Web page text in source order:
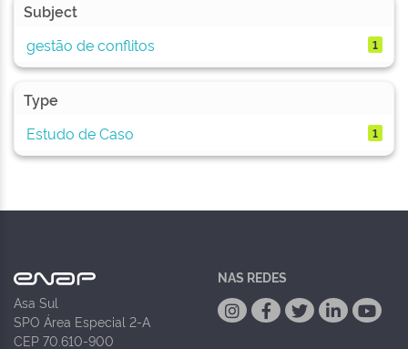
Subject
gestão de conflitos
1
Type
Estudo de Caso
1
Asa Sul
SPO Área Especial 2-A
CEP 70.610-900
NAS REDES